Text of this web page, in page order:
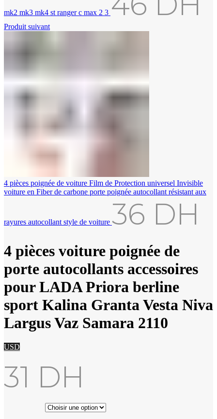
mk2 mk3 mk4 st ranger c max 2 3
Produit suivant
4 pièces poignée de voiture Film de Protection universel Invisible
voiture en Fiber de carbone porte poignée autocollant résistant aux
rayures autocollant style de voiture 36 DH
4 pièces voiture poignée de
porte autocollants accessoires
pour LADA Priora berline
sport Kalina Granta Vesta Niva
Largus Vaz Samara 2110
USD
31 DH